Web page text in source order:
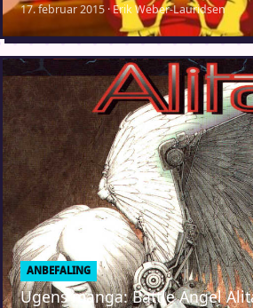
17. februar 2015 · Erik Weber-Lauridsen
ANBEFALING
Ugens manga: Battle Angel